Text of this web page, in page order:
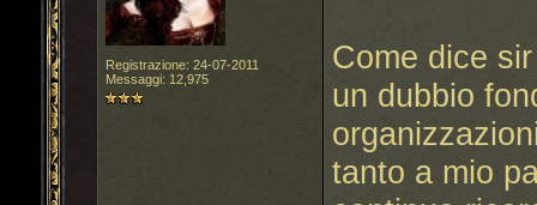
Registrazione: 24-07-2011
Messaggi: 12,975
Come dice
un dubbio
tanto a mio